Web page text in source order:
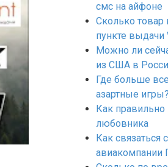
смс на айфоне
Сколько
пункте выдачи
Можно ли
из США в
Где больше
азартные игры?
Как правильно
любовника
Как связаться
авиакомпании